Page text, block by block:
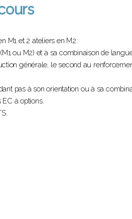
M1 et 2 ateliers en M2.
ou M2) et à sa combinaison de
générale, le second au
pas à son orientation ou à sa
à options.